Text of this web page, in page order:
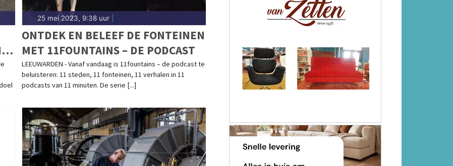
25 mei 2023, 9:38 uur|
ONTDEK EN BELEEF DE FONTEINEN
MET 11FOUNTAINS – DE PODCAST
LEEUWARDEN - Vanaf vandaag is 11fountains – de podcast te
beluisteren: 11 steden, 11 fonteinen, 11 verhalen in 11
podcasts van 11 minuten. De serie [...]